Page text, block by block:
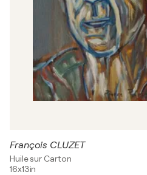
François CLUZET
Huile sur Carton
16x13in